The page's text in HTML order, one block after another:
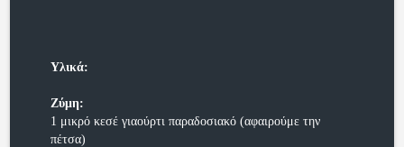
Υλικά:
Ζύμη:
1 μικρό κεσέ γιαούρτι παραδοσιακό (αφαιρούμε την
πέτσα)